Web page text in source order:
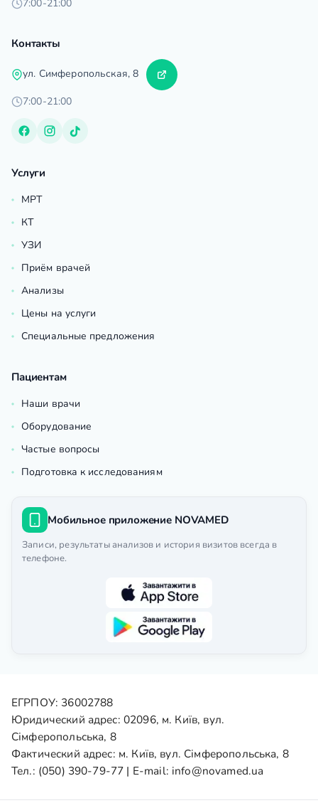
7:00-21:00
Контакты
ул. Симферопольская, 8
7:00-21:00
Услуги
МРТ
КТ
УЗИ
Приём врачей
Анализы
Цены на услуги
Специальные предложения
Пациентам
Наши врачи
Оборудование
Частые вопросы
Подготовка к исследованиям
Мобильное приложение NOVAMED
Записи, результаты анализов и история визитов всегда в
телефоне.
ЕГРПОУ: 36002788
Юридический адрес: 02096, м. Київ, вул.
Сімферопольська, 8
Фактический адрес: м. Київ, вул. Сімферопольська, 8
Тел.: (050) 390-79-77 | E-mail: info@novamed.ua